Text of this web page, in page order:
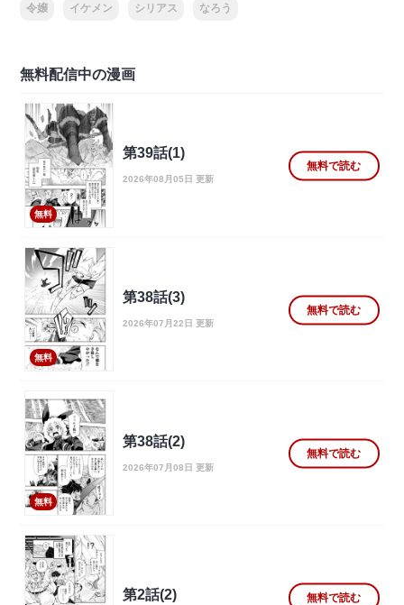
令嬢 イケメン シリアス なろう
無料配信中の漫画
無料
第39話(1)
2026年08月05日 更新
無料で読む
無料
第38話(3)
2026年07月22日 更新
無料で読む
無料
第38話(2)
2026年07月08日 更新
無料で読む
第2話(2) 無料で読む